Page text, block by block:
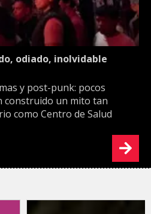
odiado, inolvidable
y post-punk: pocos
construido un mito tan
como Centro de Salud